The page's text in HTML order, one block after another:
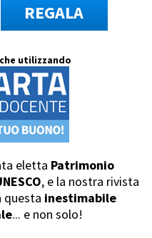
REGALA
utilizzando
eletta Patrimonio
, e la nostra rivista
questa inestimabile
... e non solo!